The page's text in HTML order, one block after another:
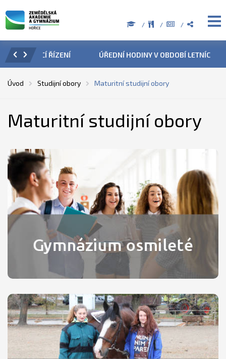
ÚŘEDNÍ HODINY V OBDOBÍ LETNÍCH PRÁZDNIN
Úvod Studijní obory Maturitní studijní obory
Maturitní studijní obory
Gymnázium – osmileté
79-41-K/81
Osmileté studium pro žáky z 5. tříd. Žáci získají
všeobecné vědomosti a znalosti, které uplatní
především při dalším studiu na vysokých školách.
Agropodnikání
41-41-M/01
Čtyřletý obor agropodnikání je studijní obor